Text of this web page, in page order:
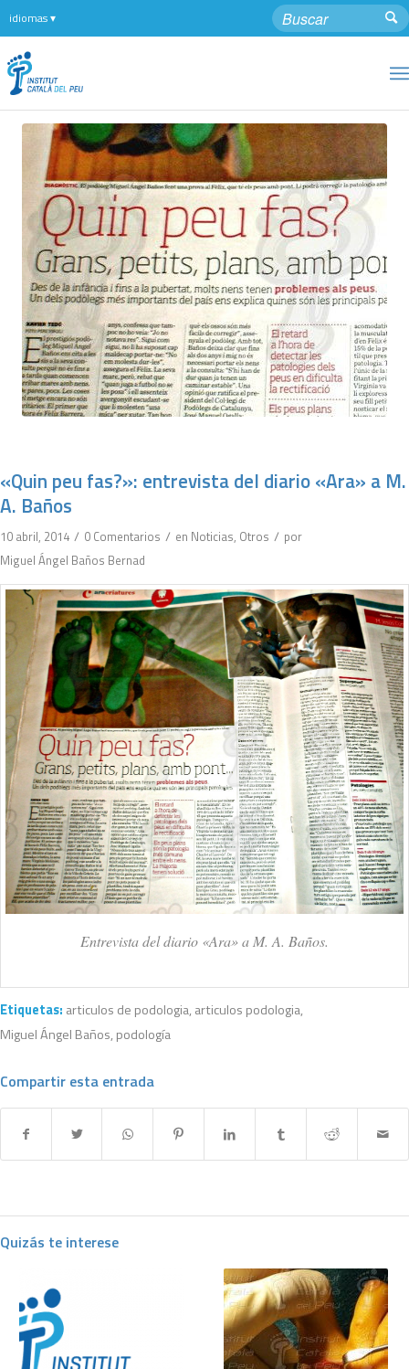
«Quin peu fas?»: entrevista del diario «Ara» a M.
A. Baños
10 abril, 2014 / 0 Comentarios / en Noticias, Otros / por
Miguel Ángel Baños Bernad
Entrevista del diario «Ara» a M. A. Baños.
Etiquetas: articulos de podologia, articulos podologia,
Miguel Ángel Baños, podología
Compartir esta entrada
Quizás te interese